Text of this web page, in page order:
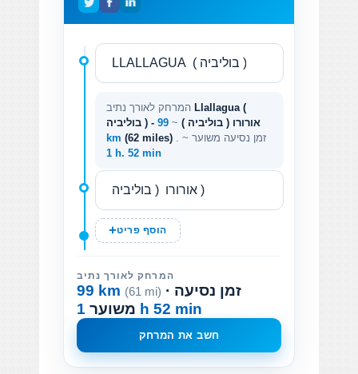
Llallagua (
בוליביה ) - אורורו ( בוליביה ) ~
99
km (62 miles)
. זמן נסיעה משוער ~
1 h. 52 min
הוסף פריט
המרחק לאורך נתיב
99 km (61 mi) · זמן נסיעה
משוער 1 h 52 min
חשב את המרחק